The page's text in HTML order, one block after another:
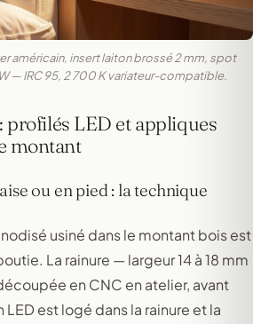
américain, insert laiton brossé 2 mm, spot
— IRC 95, 2 700 K variateur-compatible.
profilés LED et appliques
montant
ou en pied : la technique
usiné dans le montant bois est
La rainure — largeur 14 à 18 mm
en CNC en atelier, avant
est logé dans la rainure et la